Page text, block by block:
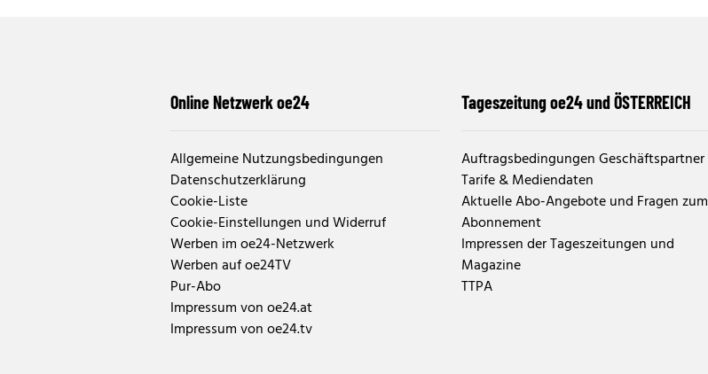
Online Netzwerk oe24
Allgemeine Nutzungsbedingungen
Datenschutzerklärung
Cookie-Liste
Cookie-Einstellungen und Widerruf
Werben im oe24-Netzwerk
Werben auf oe24TV
Pur-Abo
Impressum von oe24.at
Impressum von oe24.tv
Tageszeitung oe24 und ÖSTERREICH
Auftragsbedingungen Geschäftspartner
Tarife & Mediendaten
Aktuelle Abo-Angebote und Fragen zum
Abonnement
Impressen der Tageszeitungen und
Magazine
TTPA